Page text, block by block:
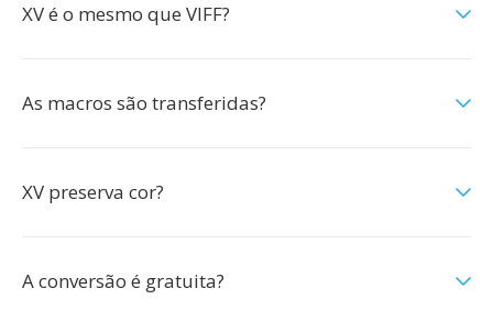
XV é o mesmo que VIFF?
As macros são transferidas?
XV preserva cor?
A conversão é gratuita?